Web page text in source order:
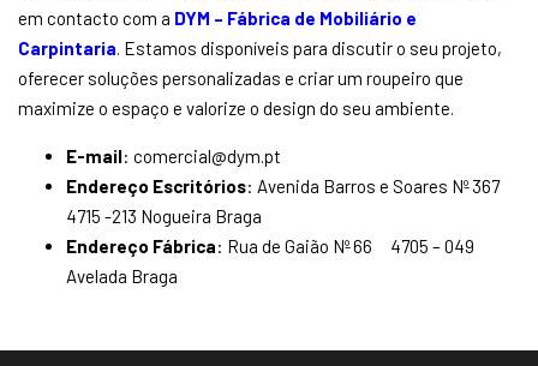
em contacto com a DYM – Fábrica de Mobiliário e
Carpintaria. Estamos disponíveis para discutir o seu projeto,
oferecer soluções personalizadas e criar um roupeiro que
maximize o espaço e valorize o design do seu ambiente.
E-mail: comercial@dym.pt
Endereço Escritórios: Avenida Barros e Soares Nº 367
4715 -213 Nogueira Braga
Endereço Fábrica: Rua de Gaião Nº 66 4705 – 049
Avelada Braga